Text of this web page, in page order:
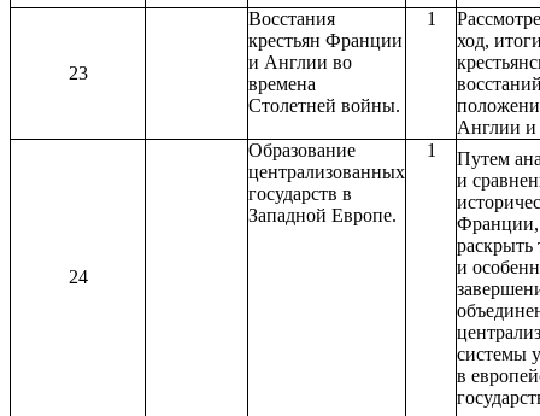
23
Восстания
крестьян Франции
и Англии во
времена
Столетней войны.
1
ход,
Англии
24
Образование
централизованных
государств в
Западной Европе.
1
Путем
и
раскрыть
и
системы
в